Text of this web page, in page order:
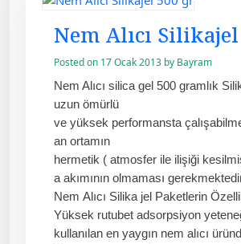
Nem Alıcı
Posted on 17 Ocak 2013 by Bayram
Nem Alıcı silica gel 500 gramlık
uzun ömürlü
ve yüksek performansta
an ortamın
hermetik ( atmosfer ile ilişiği
a akımının olmaması
Nem Alıcı Silika jel Paketlerin
Yüksek rutubet adsorpsiyon
kullanılan en yaygın nem alıcı